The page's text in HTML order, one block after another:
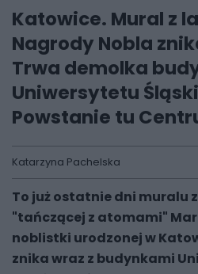
Katowice. Mural z
Nagrody Nobla
Trwa demolka
Uniwersytetu
Powstanie tu
Katarzyna Pachelska
To już ostatnie dni muralu
"tańczącej z atomami"
noblistki urodzonej w
znika wraz z budynkami